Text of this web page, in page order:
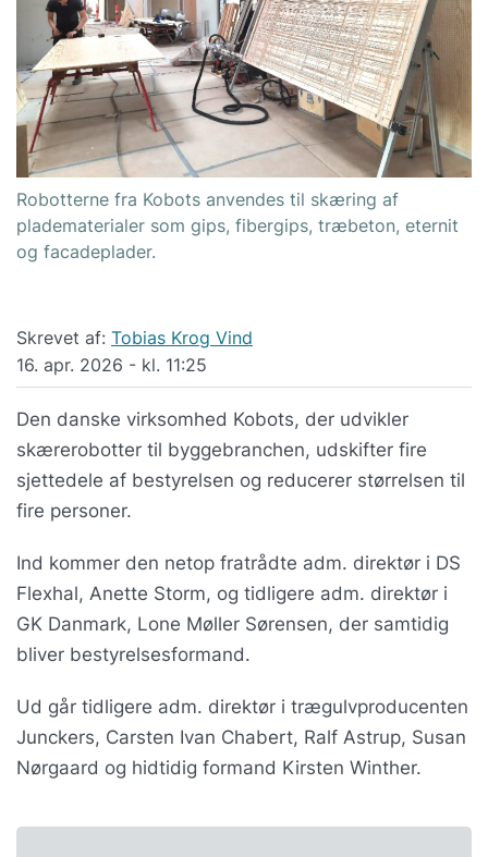
Robotterne fra Kobots anvendes til skæring af
pladematerialer som gips, fibergips, træbeton, eternit
og facadeplader.
Skrevet af: Tobias Krog Vind
16. apr. 2026 - kl. 11:25
Den danske virksomhed Kobots, der udvikler
skærerobotter til byggebranchen, udskifter fire
sjettedele af bestyrelsen og reducerer størrelsen til
fire personer.
Ind kommer den netop fratrådte adm. direktør i DS
Flexhal, Anette Storm, og tidligere adm. direktør i
GK Danmark, Lone Møller Sørensen, der samtidig
bliver bestyrelsesformand.
Ud går tidligere adm. direktør i trægulvproducenten
Junckers, Carsten Ivan Chabert, Ralf Astrup, Susan
Nørgaard og hidtidig formand Kirsten Winther.